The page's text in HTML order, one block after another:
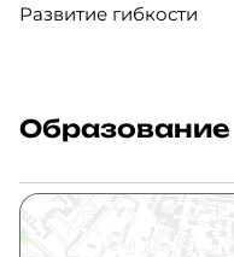
Развитие гибкости
Образование
Сертифицированный
Персональный тренер